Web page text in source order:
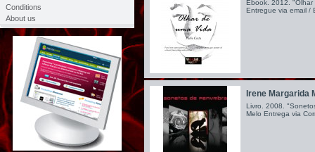
Conditions
About us
Ebook. 2012. "Olhar
Entregue via email /
Irene Margarida
Livro. 2008.
Melo Entrega via